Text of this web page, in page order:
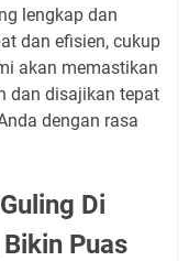
lengkap dan
dan efisien, cukup
akan memastikan
dan disajikan tepat
dengan rasa
Di
Puas